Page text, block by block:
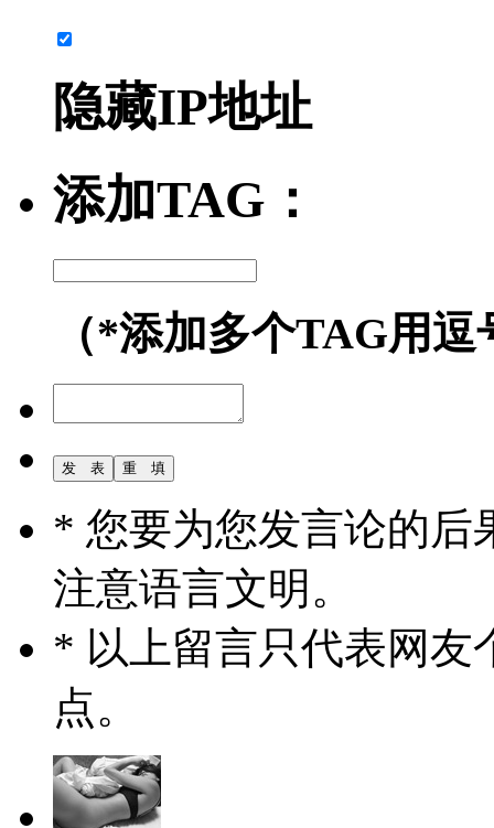
隐藏IP地址
添加TAG：
（*添加多个TAG用
* 您要为您发言论的后
注意语言文明。
* 以上留言只代表网友
点。